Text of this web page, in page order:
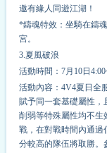
邀有緣人同遊江湖！
*鑄魂特效：坐騎在鑄
宮。
3.夏風破浪
活動時間：7月10日
活動內容：4V4夏日全
賦予同一套基礎屬性，
削弱等特殊屬性均不生
戰，在對戰時間內通過
分較高的隊伍將取勝。